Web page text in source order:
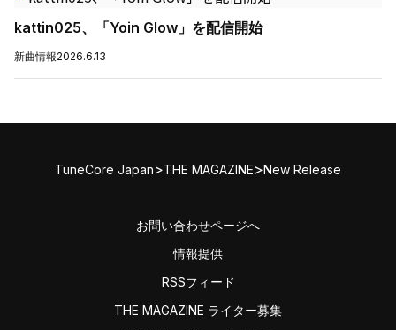
kattin025、「Yoin Glow」を配信開始
新曲情報2026.6.13
TuneCore Japan>THE MAGAZINE>New Release
お問い合わせページへ
情報提供
RSSフィード
THE MAGAZINE ライター募集